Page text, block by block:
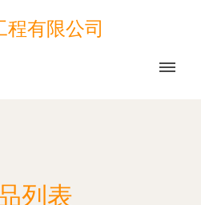
有限公司
列表